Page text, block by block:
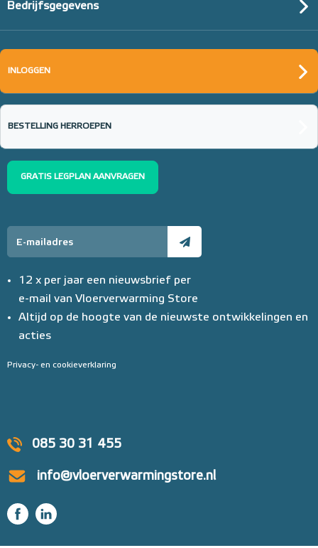
085 30 31 455
info@vloerverwarmingstore.nl
Bedrijfsgegevens
INLOGGEN
BESTELLING HERROEPEN
GRATIS LEGPLAN AANVRAGEN
12 x per jaar een nieuwsbrief per
e-mail van Vloerverwarming Store
Altijd op de hoogte van de nieuwste ontwikkelingen en
acties
Privacy- en cookieverklaring